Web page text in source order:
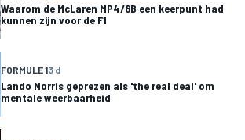
Waarom de McLaren MP4/8B een keerpunt had
kunnen zijn voor de F1
FORMULE 13 d
Lando Norris geprezen als 'the real deal' om
mentale weerbaarheid